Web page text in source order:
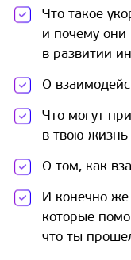
Что такое
и почему
в развитии
О
Что могут
в твою жизнь
О том, как
И конечно же
которые
что ты